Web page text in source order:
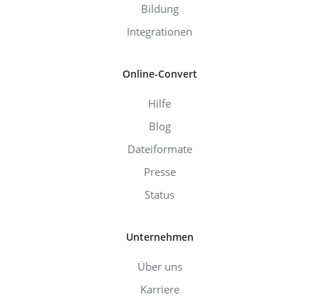
Bildung
Integrationen
Online-Convert
Hilfe
Blog
Dateiformate
Presse
Status
Unternehmen
Über uns
Karriere